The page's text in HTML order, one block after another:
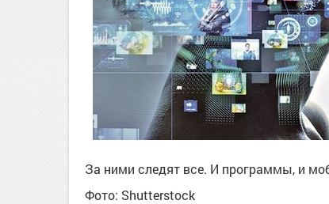
За ними следят все. И программы, и
Фото: Shutterstock